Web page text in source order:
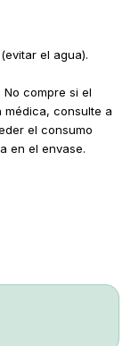
el agua).
compre si el
médica, consulte a
el consumo
en el envase.